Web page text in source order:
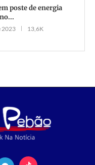
poste de energia
2023
13,6K